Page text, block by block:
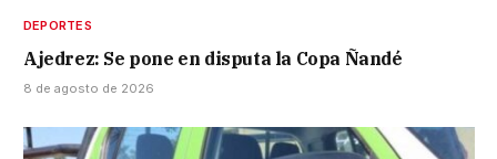
DEPORTES
Ajedrez: Se pone en disputa la Copa Ñandé
8 de agosto de 2026